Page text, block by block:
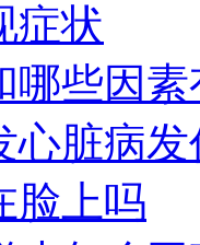
症状
哪些因素
心脏病发
脸上吗